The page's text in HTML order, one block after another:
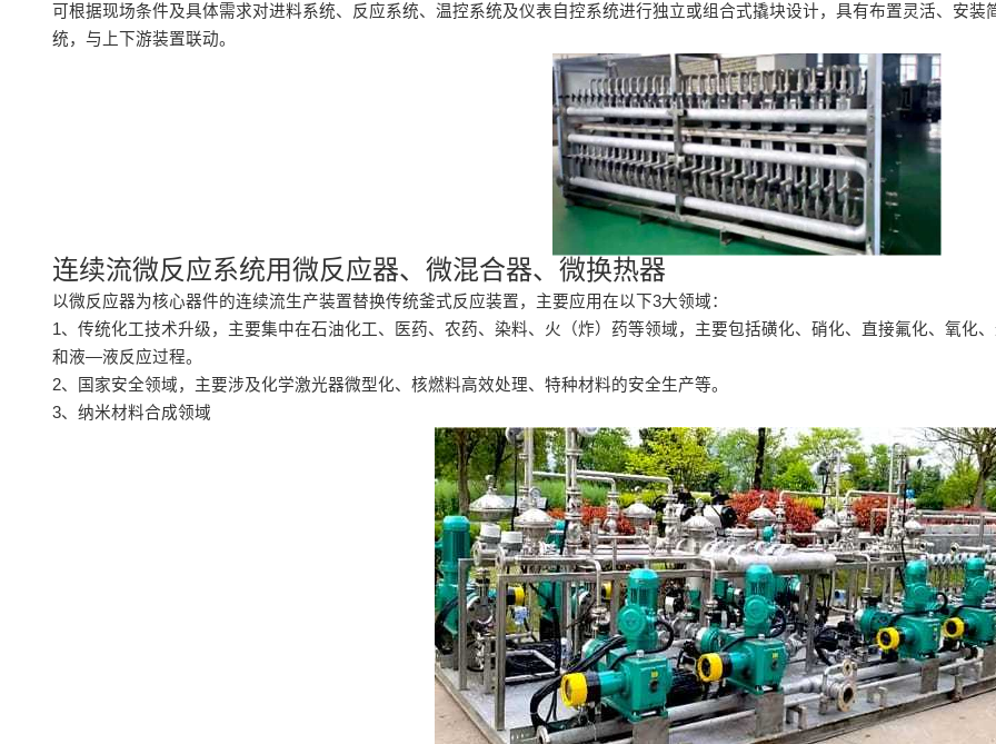
可根据现场条件及具体需求对进料系统、反应系统、温控系统及仪表自控系统进行独立或组合式撬块设计，具有布置灵活、安
统，与上下游装置联动。
连续流微反应系统用微反应器、微混合器、微换热器
以微反应器为核心器件的连续流生产装置替换传统釜式反应装置，主要应用在以下3大领域：
1、传统化工技术升级，主要集中在石油化工、医药、农药、染料、火（炸）药等领域，主要包括磺化、硝化、直接氟化、氧
和液—液反应过程。
2、国家安全领域，主要涉及化学激光器微型化、核燃料高效处理、特种材料的安全生产等。
3、纳米材料合成领域